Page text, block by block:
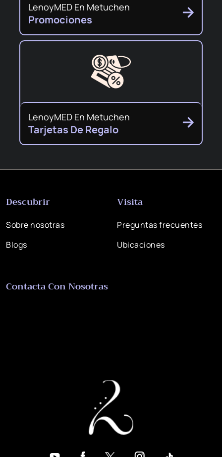
LenoyMED En Metuchen
Promociones
LenoyMED En Metuchen
Tarjetas De Regalo
Descubrir
Sobre nosotras
Blogs
Visita
Preguntas frecuentes
Ubicaciones
Contacta Con Nosotras